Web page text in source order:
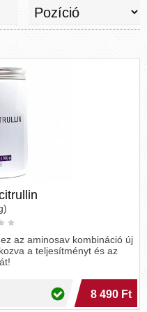
is tartalmaz.
rövidítése.
szénatomot (C)
nak (alfa-
mind az amino, mind
Az alfa-szénatom
egy hidrogén
) csoport elégíti ki.
képlete
az aminosav kombináció új
a teljesítményt és az
8 490 Ft